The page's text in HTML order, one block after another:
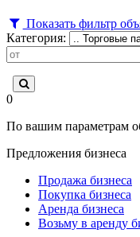
Показать фильтр
Категория:
0
По вашим параметрам
Предложения бизнеса
Продажа бизнеса
Покупка бизнеса
Аренда бизнеса
Возьму в аренду